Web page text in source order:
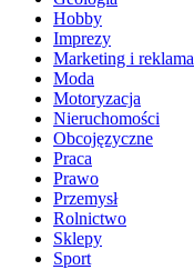
Hobby
Imprezy
Marketing i reklama
Moda
Motoryzacja
Nieruchomości
Obcojęzyczne
Praca
Prawo
Przemysł
Rolnictwo
Sklepy
Sport